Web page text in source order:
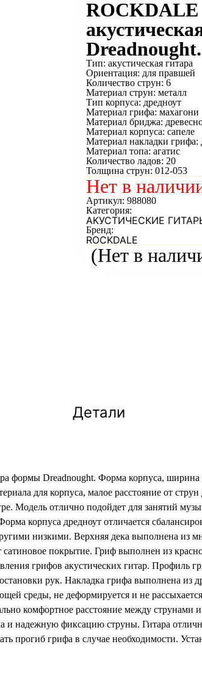
Dreadnought.
(Нет в
Тип: акустическая гитара
Ориентация: для правшей
Количество струн: 6
Материал струн: металл
Тип корпуса: дредноут
Материал грифа: махагони
Материал бриджа:
Материал корпуса: сапеле
Материал накладки
Материал топа: агатис
Количество ладов: 20
Толщина струн: 012-053
Нет в
Артикул: 988080
Категория:
АКУСТИЧЕСКИЕ
Бренд:
ROCKDALE
Детали
формы Dreadnought. Форма корпуса,
для корпуса, малое расстояние от
Модель отлично подойдет для занятий
корпуса дредноут отличается
низкими. Верхняя дека выполнена из
покрытие. Гриф выполнен из
грифов акустических гитар. Профиль
рук. Накладка грифа выполнена из
среды, не деформируется и не
комфортное расстояние между струнами
и надежную фиксацию струны. Гитара
прогиб грифа в случае необходимости.